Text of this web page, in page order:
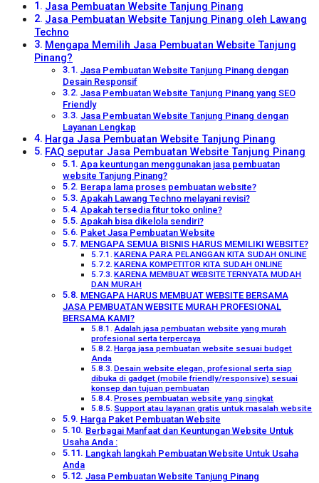
Jasa Pembuatan Website Tanjung Pinang
Jasa Pembuatan Website Tanjung Pinang oleh Lawang
Techno
Mengapa Memilih Jasa Pembuatan Website Tanjung
Pinang?
Jasa Pembuatan Website Tanjung Pinang dengan
Desain Responsif
Jasa Pembuatan Website Tanjung Pinang yang SEO
Friendly
Jasa Pembuatan Website Tanjung Pinang dengan
Layanan Lengkap
Harga Jasa Pembuatan Website Tanjung Pinang
FAQ seputar Jasa Pembuatan Website Tanjung Pinang
Apa keuntungan menggunakan jasa pembuatan
website Tanjung Pinang?
Berapa lama proses pembuatan website?
Apakah Lawang Techno melayani revisi?
Apakah tersedia fitur toko online?
Apakah bisa dikelola sendiri?
Paket Jasa Pembuatan Website
MENGAPA SEMUA BISNIS HARUS MEMILIKI WEBSITE?
KARENA PARA PELANGGAN KITA SUDAH ONLINE
KARENA KOMPETITOR KITA SUDAH ONLINE
KARENA MEMBUAT WEBSITE TERNYATA MUDAH
DAN MURAH
MENGAPA HARUS MEMBUAT WEBSITE BERSAMA
JASA PEMBUATAN WEBSITE MURAH PROFESIONAL
BERSAMA KAMI?
Adalah jasa pembuatan website yang murah
profesional serta terpercaya
Harga jasa pembuatan website sesuai budget
Anda
Desain website elegan, profesional serta siap
dibuka di gadget (mobile friendly/responsive) sesuai
konsep dan tujuan pembuatan
Proses pembuatan website yang singkat
Support atau layanan gratis untuk masalah website
Harga Paket Pembuatan Website
Berbagai Manfaat dan Keuntungan Website Untuk
Usaha Anda :
Langkah langkah Pembuatan Website Untuk Usaha
Anda
Jasa Pembuatan Website Tanjung Pinang